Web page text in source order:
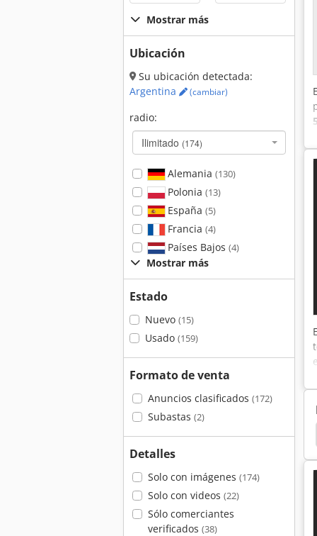
Mostrar más
Ubicación
Su ubicación detectada:
Argentina
(cambiar)
radio:
Ilimitado (174)
Alemania (130)
Polonia (13)
España (5)
Francia (4)
Países Bajos (4)
Mostrar más
Estado
Nuevo (15)
Usado (159)
Formato de venta
Anuncios clasificados (172)
Subastas (2)
Detalles
Solo con imágenes (174)
Solo con videos (22)
Sólo comerciantes
verificados (38)
Brochadora Horizontal Extrusora Metal